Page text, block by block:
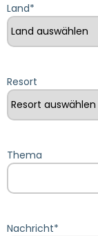
Land*
Resort
Thema
Nachricht*